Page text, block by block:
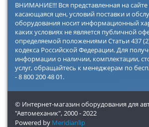
ВНИМАНИЕ!!! Вся представленная на
касающаяся цен, условий поставки и
оборудования носит информационный
каких условиях не является публичной
определяемой положениями Статьи 437
кодекса Российской Федерации. Для
информации о наличии, комплектации,
услуг, обращайтесь к менеджерам по
- 8 800 200 48 01.
© Интернет-магазин оборудования для
"Автомеханик",2000 - 2022
Powered by Meridianlip